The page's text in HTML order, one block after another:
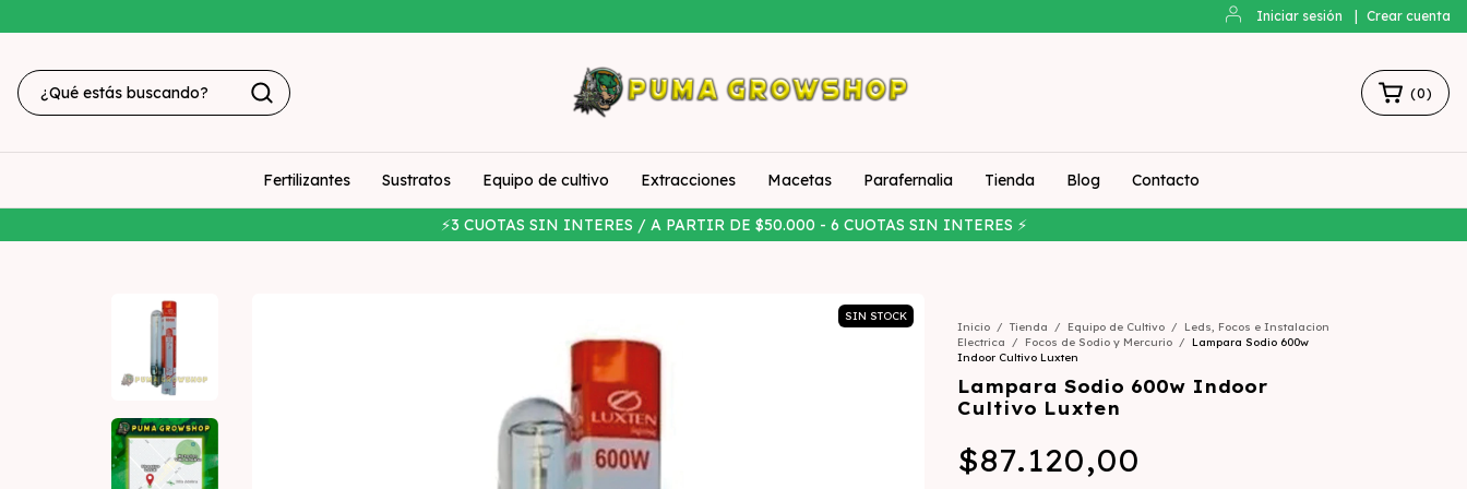
Iniciar sesión Crear cuenta
⚡3 CUOTAS SIN INTERES / A PARTIR DE $50.000 - 6 CUOTAS SIN INTERES ⚡
(0)
Fertilizantes Sustratos Equipo de cultivo Extracciones Macetas Parafernalia Tienda Blog Contacto
SIN STOCK
Inicio / Tienda / Equipo de Cultivo /
Leds, Focos e Instalacion
Electrica
/ Focos de Sodio y Mercurio / Lampara Sodio 600w
Indoor Cultivo Luxten
Lampara Sodio 600w Indoor
Cultivo Luxten
$87.120,00